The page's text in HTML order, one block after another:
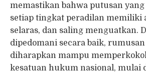
memastikan bahwa putusan
setiap tingkat peradilan memiliki
selaras, dan saling menguatkan.
dipedomani secara baik,
diharapkan mampu
kesatuan hukum nasional, mulai